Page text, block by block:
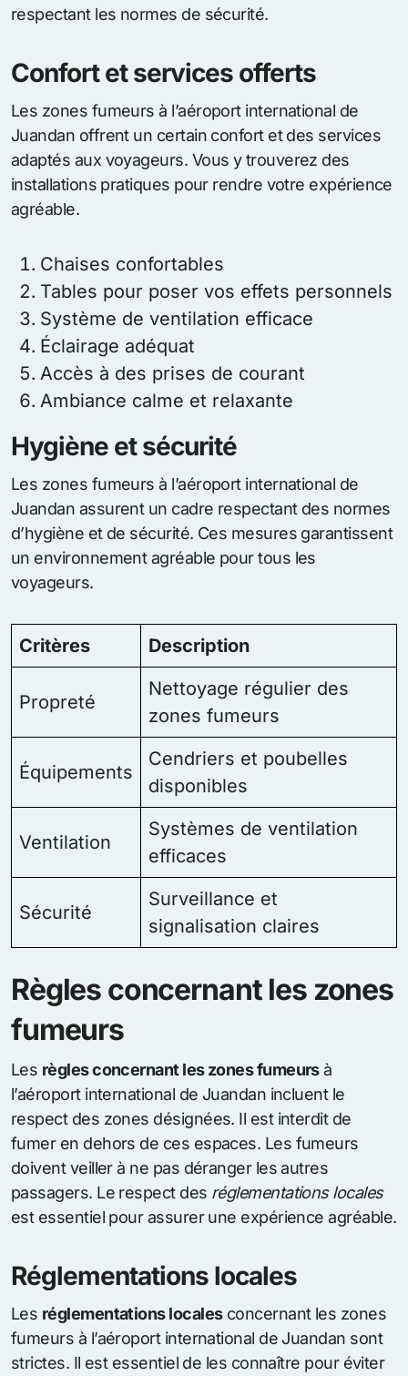
respectant les normes de sécurité.
Confort et services offerts
Les zones fumeurs à l’aéroport international de
Juandan offrent un certain confort et des services
adaptés aux voyageurs. Vous y trouverez des
installations pratiques pour rendre votre expérience
agréable.
Chaises confortables
Tables pour poser vos effets personnels
Système de ventilation efficace
Éclairage adéquat
Accès à des prises de courant
Ambiance calme et relaxante
Hygiène et sécurité
Les zones fumeurs à l’aéroport international de
Juandan assurent un cadre respectant des normes
d’hygiène et de sécurité. Ces mesures garantissent
un environnement agréable pour tous les
voyageurs.
Critères Description
Propreté
Nettoyage régulier des
zones fumeurs
Équipements
Cendriers et poubelles
disponibles
Ventilation
Systèmes de ventilation
efficaces
Sécurité
Surveillance et
signalisation claires
Règles concernant les zones
fumeurs
Les règles concernant les zones fumeursà
l’aéroport international de Juandan incluent le
respect des zones désignées. Il est interdit de
fumer en dehors de ces espaces. Les fumeurs
doivent veiller à ne pas déranger les autres
passagers. Le respect des réglementations locales
est essentiel pour assurer une expérience agréable.
Réglementations locales
Les réglementations localesconcernant les zones
fumeurs à l’aéroport international de Juandan sont
strictes. Il est essentiel de les connaître pour éviter